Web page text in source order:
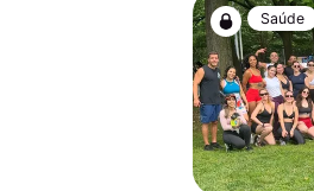
Saúde